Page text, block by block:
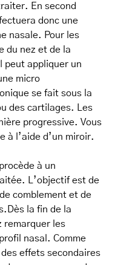
En second
donc une
nasale. Pour les
du nez et de la
peut appliquer un
micro
se fait sous la
des cartilages. Les
progressive. Vous
à l’aide d’un miroir.
à un
L’objectif est de
comblement et de
la fin de la
remarquer les
nasal. Comme
effets secondaires